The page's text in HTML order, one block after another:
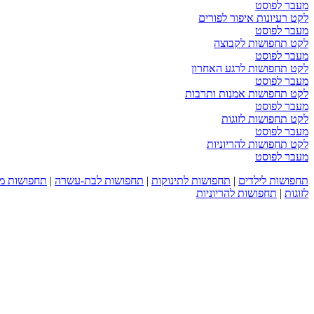
מעבר לפוסט
לקט רעיונות איפור לפורים
מעבר לפוסט
לקט תחפושות לקבוצה
מעבר לפוסט
לקט תחפושות לרגע האחרון
מעבר לפוסט
לקט תחפושות אמנות ותרבות
מעבר לפוסט
לקט תחפושות לזוגות
מעבר לפוסט
לקט תחפושות להריוניות
מעבר לפוסט
תחפושות לילדים | תחפושות לתינוקות | תחפושות לבת-עשרה | תחפושות
לזוגות | תחפושות להריוניות